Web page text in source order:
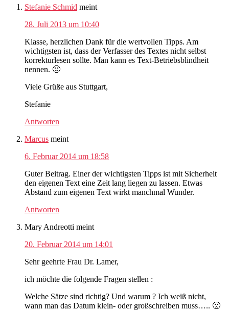
Stefanie Schmid meint
28. Juli 2013 um 10:40
Klasse, herzlichen Dank für die wertvollen Tipps. Am
wichtigsten ist, dass der Verfasser des Textes nicht selbst
korrekturlesen sollte. Man kann es Text-Betriebsblindheit
nennen. 🙂
Viele Grüße aus Stuttgart,
Stefanie
Antworten
Marcus meint
6. Februar 2014 um 18:58
Guter Beitrag. Einer der wichtigsten Tipps ist mit Sicherheit
den eigenen Text eine Zeit lang liegen zu lassen. Etwas
Abstand zum eigenen Text wirkt manchmal Wunder.
Antworten
Mary Andreotti meint
20. Februar 2014 um 14:01
Sehr geehrte Frau Dr. Lamer,
ich möchte die folgende Fragen stellen :
Welche Sätze sind richtig? Und warum ? Ich weiß nicht,
wann man das Datum klein- oder großschreiben muss….. 🙁